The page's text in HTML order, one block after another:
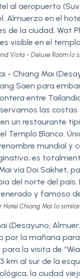
al aeropuerto
Almuerzo en el
de la ciudad, Wat
visible en el
Vista - Deluxe Room (o
- Chiang Mai
Saen para
entre
las costas
un restaurante
Templo Blanco.
mundial y
es
vía Doi Sakhet,
del norte del
y famoso
Hotel Chiang Mai (o
(Desayuno,
por la mañana
para la visita de
km al sur de la
la ciudad